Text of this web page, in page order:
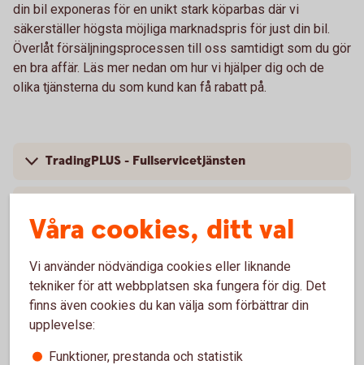
din bil exponeras för en unikt stark köparbas där vi
säkerställer högsta möjliga marknadspris för just din bil.
Överlåt försäljningsprocessen till oss samtidigt som du gör
en bra affär. Läs mer nedan om hur vi hjälper dig och de
olika tjänsterna du som kund kan få rabatt på.
TradingPLUS - Fullservicetjänsten
Finansiera företagsbilar
Våra cookies, ditt val
Vi använder nödvändiga cookies eller liknande
tekniker för att webbplatsen ska fungera för dig. Det
finns även cookies du kan välja som förbättrar din
upplevelse:
Funktioner, prestanda och statistik